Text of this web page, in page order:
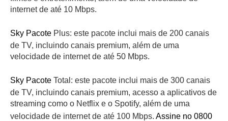
internet de até 10 Mbps.
Sky Pacote Plus: este pacote inclui mais de 200 canais
de TV, incluindo canais premium, além de uma
velocidade de internet de até 50 Mbps.
Sky Pacote Total: este pacote inclui mais de 300 canais
de TV, incluindo canais premium, acesso a aplicativos de
streaming como o Netflix e o Spotify, além de uma
velocidade de internet de até 100 Mbps. Assine no 0800